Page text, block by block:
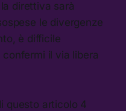
direttiva sarà
le divergenze
è difficile
il via libera
questo articolo 4